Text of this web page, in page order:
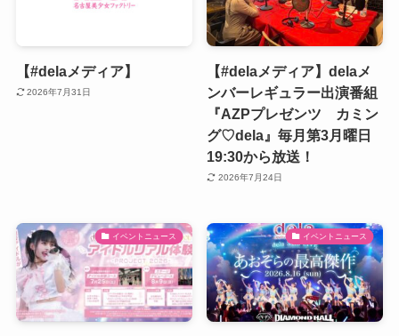
【#delaメディア】
2026年7月31日
【#delaメディア】delaメ
ンバーレギュラー出演番組
『AZPプレゼンツ カミン
グ♡dela』毎月第3月曜日
19:30から放送！
2026年7月24日
イベントニュース イベントニュース